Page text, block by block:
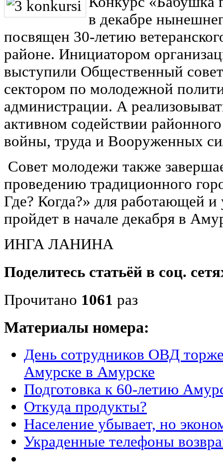
в декабре
посвящен 30-летию
районе. Инициатором
выступили Общественный
сектором по молодежной
администрации. А
активном содействии
войны, труда и Вооруженных
Совет молодежи также
проведению традиционного
Где? Когда?» для работающей
пройдет в начале декабря в
ИНГА ЛАНИНА
Поделитесь статьёй в соц.
Прочитано 1061 раз
Материалы номера:
День сотрудников ОВД
Амурске в Амурске
Подготовка к 60-летию
Откуда продукты?
Население убывает, но
Украденные телефоны